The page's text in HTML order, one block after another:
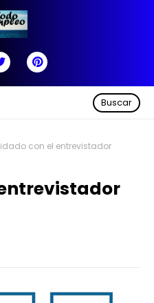
Buscar
con el entrevistador